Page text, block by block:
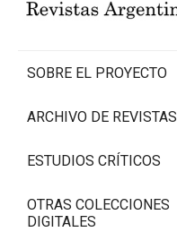
SOBRE EL PROYECTO
ARCHIVO DE REVISTAS
ESTUDIOS CRÍTICOS
OTRAS COLECCIONES
DIGITALES